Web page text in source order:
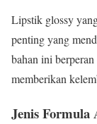
Lipstik glossy
penting yang
bahan ini
memberikan
Jenis Formula